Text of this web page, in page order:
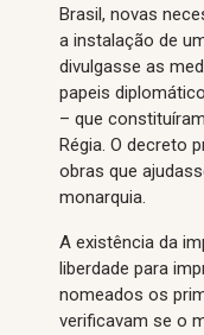
Brasil, novas
a instalação de
divulgasse as
papeis
– que
Régia. O decreto
obras que
monarquia.
A existência da
liberdade para
nomeados os
verificavam se o